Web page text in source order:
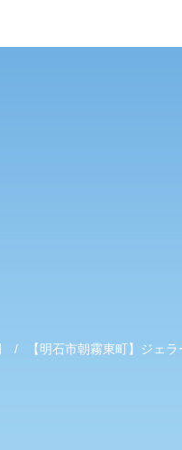
/ 【明石市朝霧東町】ジェ